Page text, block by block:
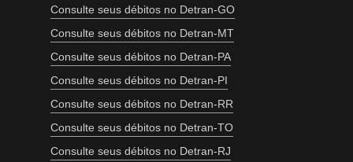
Consulte seus débitos no Detran-GO
Consulte seus débitos no Detran-MT
Consulte seus débitos no Detran-PA
Consulte seus débitos no Detran-PI
Consulte seus débitos no Detran-RR
Consulte seus débitos no Detran-TO
Consulte seus débitos no Detran-RJ